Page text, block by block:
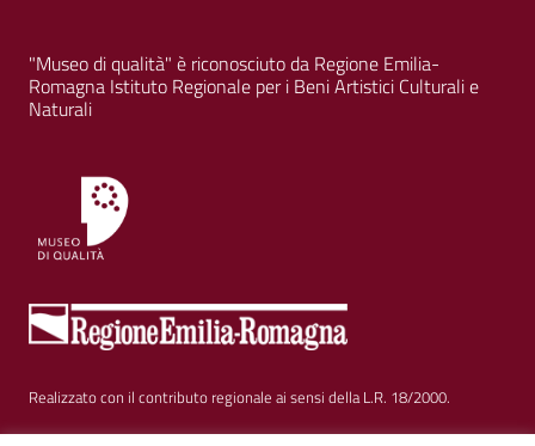
"Museo di qualità" è riconosciuto da Regione Emilia-
Romagna Istituto Regionale per i Beni Artistici Culturali e
Naturali
Realizzato con il contributo regionale ai sensi della L.R. 18/2000.